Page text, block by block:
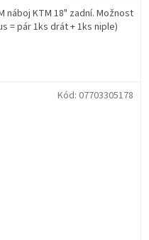
náboj KTM 18" zadní. Možnost
= pár 1ks drát + 1ks niple)
Kód: 07703305178